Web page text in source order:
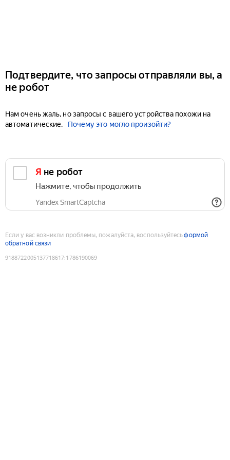
Подтвердите, что запросы отправляли вы, а
не робот
Нам очень жаль, но запросы с вашего устройства похожи на
автоматические.
Почему это могло произойти?
Я не робот
Нажмите, чтобы продолжить
Yandex SmartCaptcha
Если у вас возникли проблемы, пожалуйста, воспользуйтесьформой
обратной связи
9188722005137718617:1786190069